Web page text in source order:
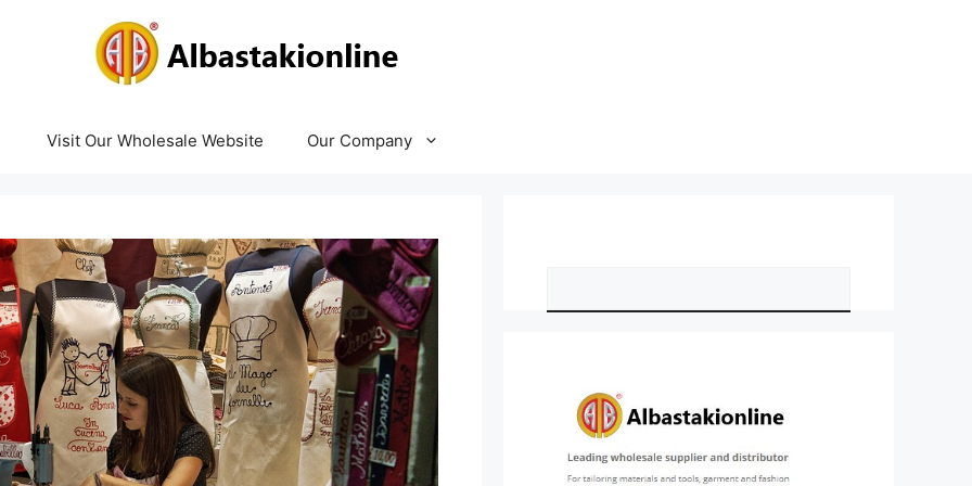
Visit Our Wholesale Website Our Company